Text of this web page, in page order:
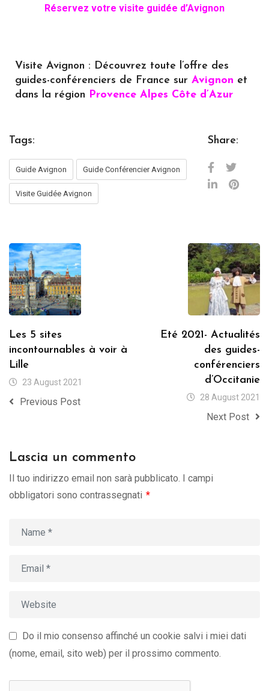
Réservez votre visite guidée d’Avignon
Visite Avignon : Découvrez toute l’offre des
guides-conférenciers de France sur Avignon et
dans la région Provence Alpes Côte d’Azur
Tags:
Guide Avignon Guide Conférencier Avignon
Visite Guidée Avignon
Share:
Les 5 sites
incontournables à voir à
Lille
23 August 2021
Previous Post
Eté 2021- Actualités
des guides-
conférenciers
d’Occitanie
28 August 2021
Next Post
Lascia un commento
Il tuo indirizzo email non sarà pubblicato. I campi
obbligatori sono contrassegnati *
Do il mio consenso affinché un cookie salvi i miei dati
(nome, email, sito web) per il prossimo commento.